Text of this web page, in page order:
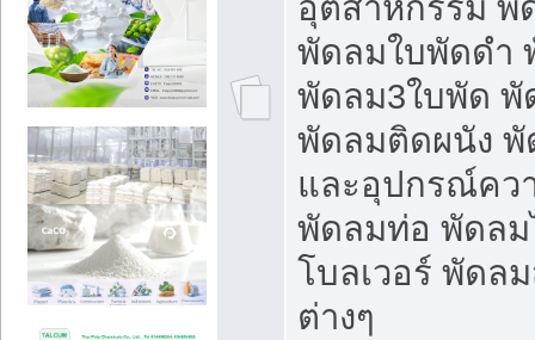
อุตสาหกรรม
พัดลมใบพัดดำ
พัดลม3ใบพัด พั
พัดลมติดผนัง
และอุปกรณ์คว
พัดลมท่อ พัดลม
โบลเวอร์ พัดล
ต่างๆ